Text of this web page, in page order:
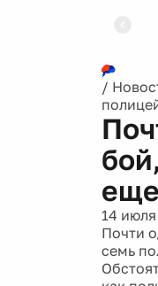
/
14
Почти
семь